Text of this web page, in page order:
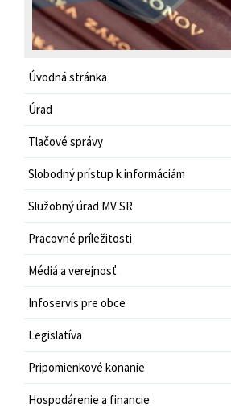
Úvodná stránka
Úrad
Tlačové správy
Slobodný prístup k informáciám
Služobný úrad MV SR
Pracovné príležitosti
Médiá a verejnosť
Infoservis pre obce
Legislatíva
Pripomienkové konanie
Hospodárenie a financie